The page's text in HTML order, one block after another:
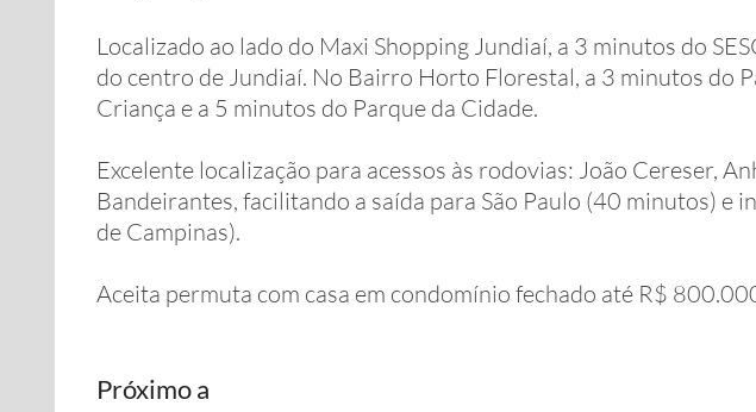
Localizado ao lado do Maxi Shopping Jundiaí, a 3 minutos do
do centro de Jundiaí. No Bairro Horto Florestal, a 3 minutos do
Criança e a 5 minutos do Parque da Cidade.
Excelente localização para acessos às rodovias: João Cereser,
Bandeirantes, facilitando a saída para São Paulo (40 minutos) e
de Campinas).
Aceita permuta com casa em condomínio fechado até R$
Próximo a